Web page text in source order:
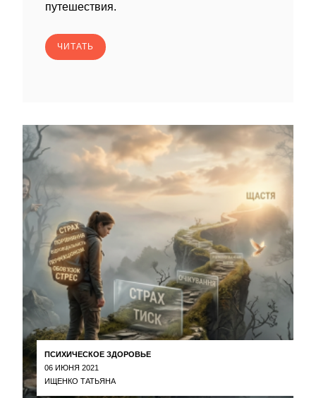
путешествия.
ЧИТАТЬ
ПСИХИЧЕСКОЕ ЗДОРОВЬЕ
06 ИЮНЯ 2021
ИЩЕНКО ТАТЬЯНА